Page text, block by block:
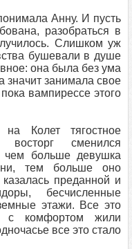
Анну. И пусть
разобраться в
Слишком уж
бушевали в душе
она была без ума
значит занимала свое
вампирессе этого
Колет тягостное
восторг сменился
чем больше девушка
тем больше оно
преданной и
бесчисленные
этажи. Все это
с комфортом жили
все это стало